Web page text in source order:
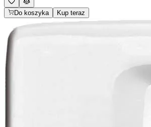
Do koszyka Kup teraz